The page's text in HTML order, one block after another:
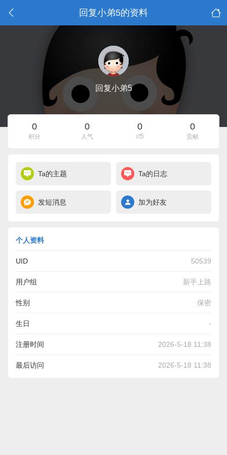
回复小弟5的资料
回复小弟5
0
积分
0
人气
0
i币
0
贡献
Ta的主题 Ta的日志
发短消息 加为好友
个人资料
UID 50539
用户组 新手上路
性别 保密
生日 -
注册时间 2026-5-18 11:38
最后访问 2026-5-18 11:38